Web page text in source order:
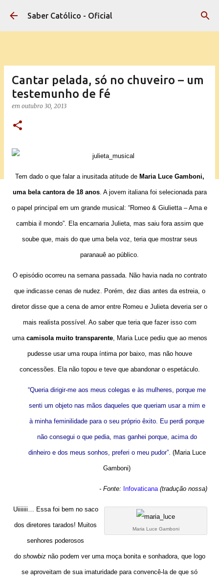
Pular para o conteúdo principal
Saber Católico - Oficial
Cantar pelada, só no chuveiro – um
testemunho de fé
em outubro 30, 2013
Tem dado o que falar a inusitada atitude de Maria Luce Gamboni,
uma bela cantora de 18 anos. A jovem italiana foi selecionada para
o papel principal em um grande musical: “Romeo & Giulietta – Ama e
cambia il mondo”. Ela encarnaria Julieta, mas saiu fora assim que
soube que, mais do que uma bela voz, teria que mostrar seus
paranauê ao público.
O episódio ocorreu na semana passada. Não havia nada no contrato
que indicasse cenas de nudez. Porém, dez dias antes da estreia, o
diretor disse que a cena de amor entre Romeu e Julieta deveria ser o
mais realista possível. Ao saber que teria que fazer isso com
uma camisola muito transparente, Maria Luce pediu que ao menos
pudesse usar uma roupa íntima por baixo, mas não houve
concessões. Ela não topou e teve que abandonar o espetáculo.
“Queria dirigir-me aos meus colegas e às mulheres, porque me
senti um objeto nas mãos daqueles que queriam usar a mim e
à minha feminilidade para o seu próprio êxito. Eu perdi porque
não consegui o que pedia, mas ganhei porque, acima do
dinheiro e dos meus sonhos, preferi o meu pudor”. (Maria Luce
Gamboni)
- Fonte: Infovaticana (tradução nossa)
Maria Luce Gamboni
Uiiiiiii… Essa foi bem no saco
dos diretores tarados! Muitos
senhores poderosos
do showbiznão podem ver uma moça bonita e sonhadora, que logo
se aproveitam de sua imaturidade para convencê-la de que só